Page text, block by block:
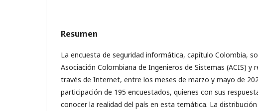
Resumen
La encuesta de seguridad informática, capítulo Colombia,
Asociación Colombiana de Ingenieros de Sistemas (ACIS) y
través de Internet, entre los meses de marzo y mayo de
participación de 195 encuestados, quienes con sus
conocer la realidad del país en esta temática. La